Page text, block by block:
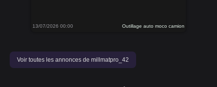
13/07/2026 00:00 Outillage auto moco camion
Voir toutes les annonces de millmatpro_42